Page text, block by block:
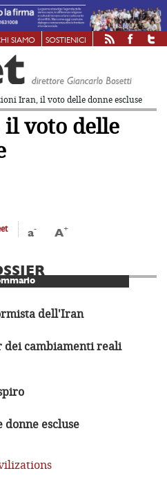
SIAMO SOSTIENICI
Iran, il voto delle donne escluse
voto delle
a- A+
dell'Iran
cambiamenti reali
escluse